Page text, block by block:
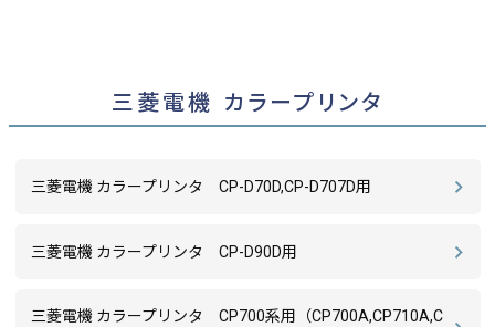
三菱電機 カラープリンタ
三菱電機 カラープリンタ CP-D70D,CP-D707D用
三菱電機 カラープリンタ CP-D90D用
三菱電機 カラープリンタ CP700系用（CP700A,CP710A,C